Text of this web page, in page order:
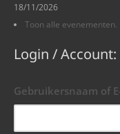
18/11/2026
Toon alle evenementen.
Login / Account:
Gebruikersnaam of